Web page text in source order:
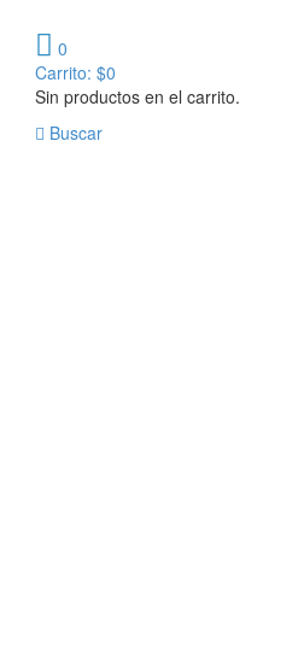
0
Carrito: $0
Sin productos en el carrito.
Buscar